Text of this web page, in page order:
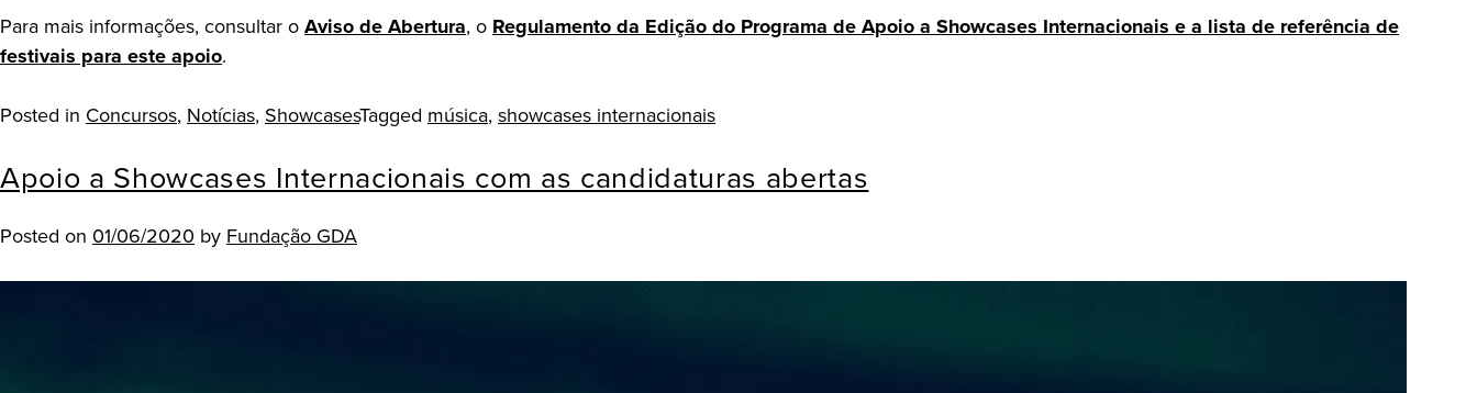
Para mais informações, consultar oAviso de Abertura, oRegulamento da Edição do Programa de Apoio a Showcases Internacionais e a lista de referência de
festivais para este apoio.
Posted in Concursos, Notícias, ShowcasesTagged música, showcases internacionais
Apoio a Showcases Internacionais com as candidaturas abertas
Posted on 01/06/2020 by Fundação GDA